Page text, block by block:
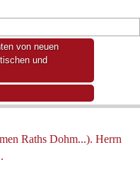
Raths Dohm...). Herrn
von neuen
und